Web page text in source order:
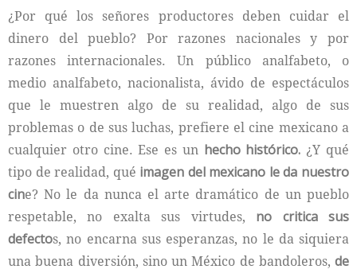
¿Por qué los señores productores deben cuidar el
dinero del pueblo? Por razones nacionales y por
razones internacionales. Un público analfabeto, o
medio analfabeto, nacionalista, ávido de espectáculos
que le muestren algo de su realidad, algo de sus
problemas o de sus luchas, prefiere el cine mexicano a
cualquier otro cine. Ese es un hecho histórico. ¿Y qué
tipo de realidad, qué imagen del mexicano le da nuestro
cine? No le da nunca el arte dramático de un pueblo
respetable, no exalta sus virtudes, no critica sus
defectos, no encarna sus esperanzas, no le da siquiera
una buena diversión, sino un México de bandoleros, de